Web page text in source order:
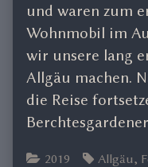
und waren zum
Wohnmobil im
wir unsere lang
Allgäu machen.
die Reise
Categories
2019 Tags
Allgäu,